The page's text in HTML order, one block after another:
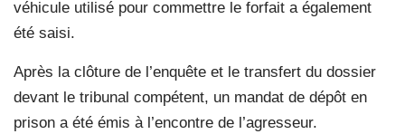
véhicule utilisé pour commettre le forfait a également
été saisi.
Après la clôture de l’enquête et le transfert du dossier
devant le tribunal compétent, un mandat de dépôt en
prison a été émis à l’encontre de l’agresseur.